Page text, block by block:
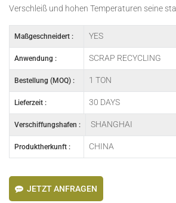
Verschleiß und hohen Temperaturen seine
Maßgeschneidert : YES
Anwendung : SCRAP RECYCLING
Bestellung (MOQ) : 1 TON
Lieferzeit : 30 DAYS
Verschiffungshafen : SHANGHAI
Produktherkunft : CHINA
JETZT ANFRAGEN